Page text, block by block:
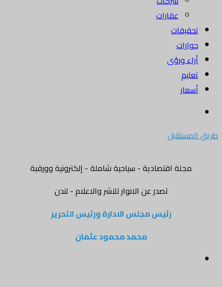
عقارات
تحقيقات
حوارات
أراء ورؤى
تعليم
أسعار
طريق المستقبل
مجلة اقتصادية - سياحية شاملة - إلكترونية وورقية
تصدر عن الانوار للنشر والاعلام - لندن
رئيس مجلس الادارة ورئيس التحرير
محمد محمود عثمان